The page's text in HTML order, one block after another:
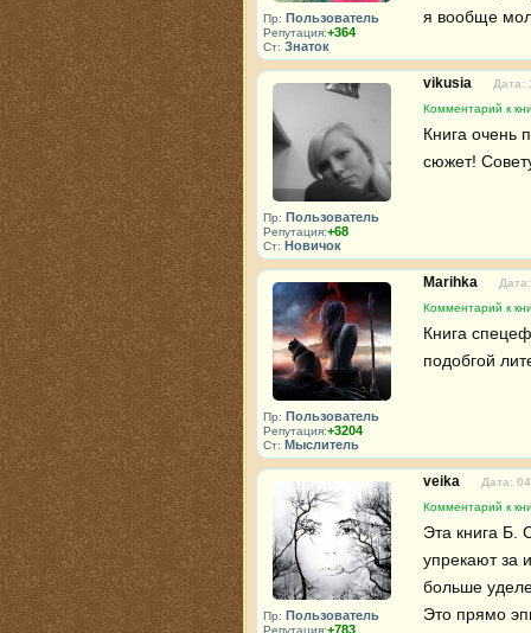
Пр: Пользователь
Репутация:+364
Ст: Знаток
я вообще
Пр: Пользователь
Репутация:+68
Ст: Новичок
vikusia
Дата:
Комментарий к
Книга очень
сюжет!
Пр: Пользователь
Репутация:+3204
Ст: Мыслитель
Marihka
Комментарий к
Книга
подобгой
Пр: Пользователь
Репутация:+783
veika
Дата:
Комментарий к
Эта книга Б.
упрекают за
больше
Это прямо